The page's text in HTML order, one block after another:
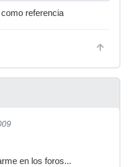
referencia
en los foros...